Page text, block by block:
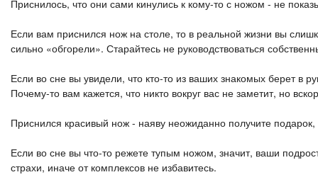
Приснилось, что они сами кинулись к кому-то с ножом - не
Если вам приснился нож на столе, то в реальной жизни вы
сильно «обгорели». Старайтесь не руководствоваться
Если во сне вы увидели, что кто-то из ваших знакомых берет в
Почему-то вам кажется, что никто вокруг вас не заметит, но
Приснился красивый нож - наяву неожиданно получите
Если во сне вы что-то режете тупым ножом, значит, ваши
страхи, иначе от комплексов не избавитесь.